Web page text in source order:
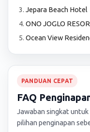
Jepara Beach Hotel
ONO JOGLO
Ocean View
PANDUAN CEPAT
FAQ
Jawaban singkat untuk
pilihan penginapan